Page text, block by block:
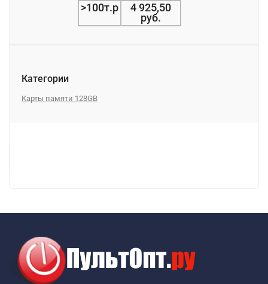
>100т.р
4 925,50
руб.
Категории
Карты памяти 128GB